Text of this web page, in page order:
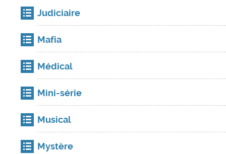
Judiciaire
Mafia
Médical
Mini-série
Musical
Mystère